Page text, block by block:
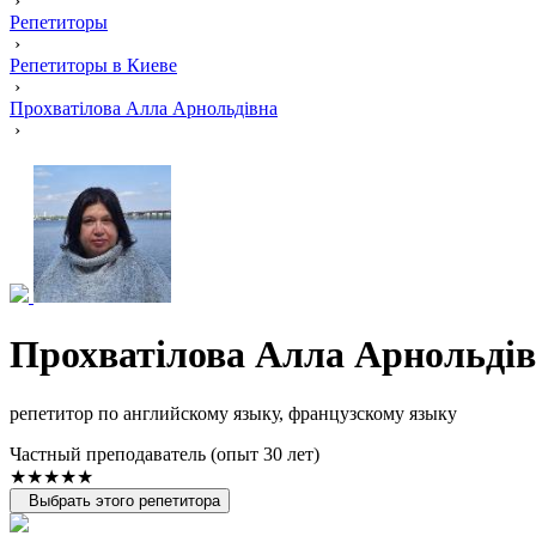
Репетиторы
›
Репетиторы в Киеве
›
Прохватілова Алла Арнольдівна
›
Прохватілова Алла
репетитор по английскому языку, французскому языку
Частный преподаватель (опыт 30 лет)
★★★★★
Выбрать этого репетитора